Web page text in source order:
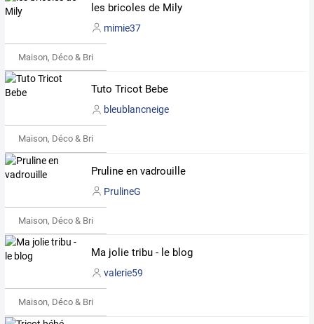
les bricoles de Mily
mimie37
Maison, Déco & Bricolage
Tuto Tricot Bebe
bleublancneige
Maison, Déco & Bricolage
Pruline en vadrouille
PrulineG
Maison, Déco & Bricolage
Ma jolie tribu - le blog
valerie59
Maison, Déco & Bricolage